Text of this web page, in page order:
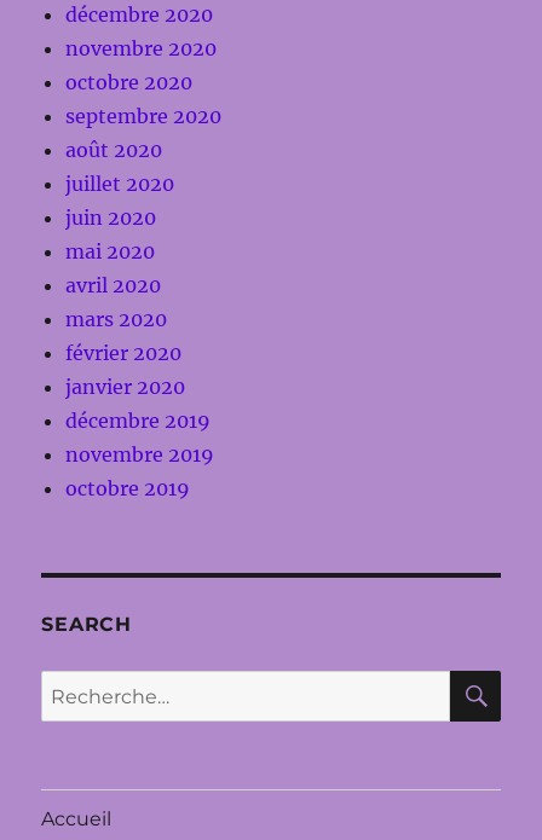
décembre 2020
novembre 2020
octobre 2020
septembre 2020
août 2020
juillet 2020
juin 2020
mai 2020
avril 2020
mars 2020
février 2020
janvier 2020
décembre 2019
novembre 2019
octobre 2019
SEARCH
Recherche
pour :
Accueil